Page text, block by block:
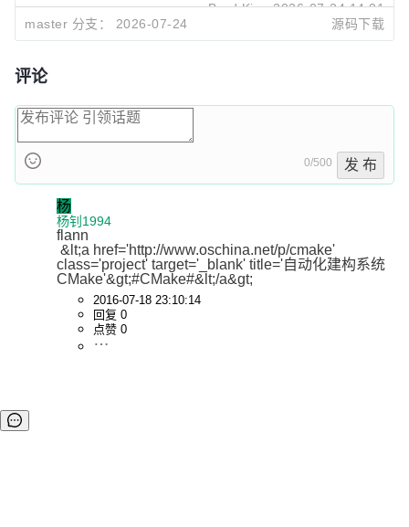
Brad King 2026-07-24 14:01
af3db9d2
Merge branch 'release-4.4'
master 分支： 2026-07-24 源码下载
评论
0/500 发 布
杨
杨钊1994
flann
class='project' target='_blank' title='自动化建构系统
CMake'&gt;#CMake#&lt;/a&gt;
2016-07-18 23:10:14
回复 0
点赞 0